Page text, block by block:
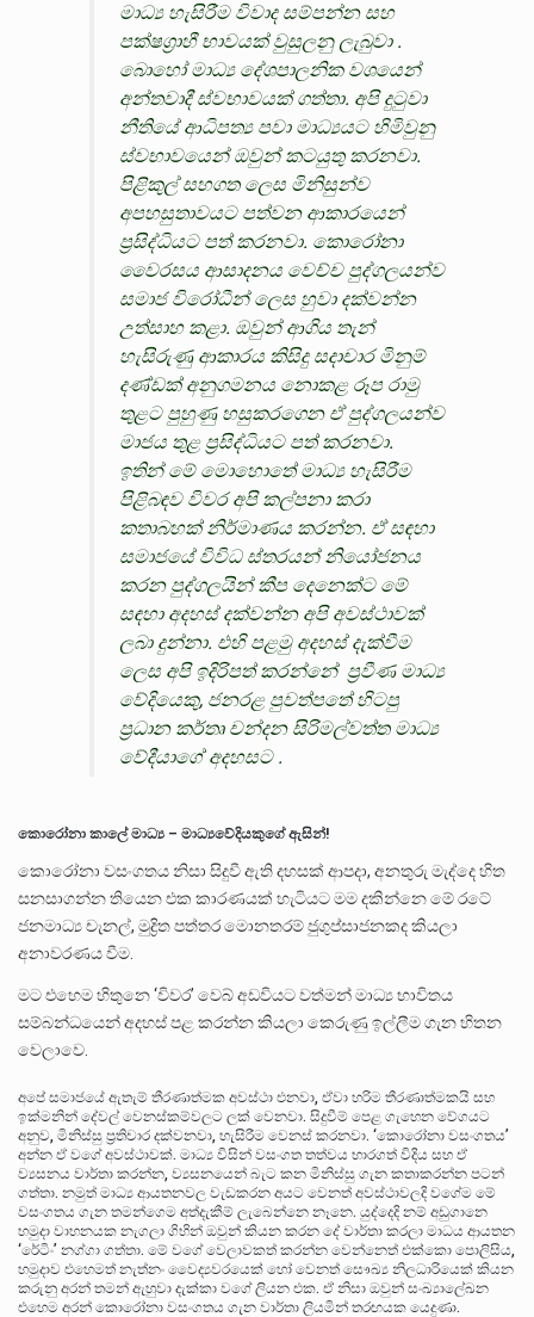
මාධ්‍ය හැසිරීම විවාද සම්පන්න සහ
පක්ෂග්‍රාහී භාවයක් වුසුලනු ලැබුවා .
බොහෝ මාධ්‍ය දේශපාලනික වශයෙන්
අන්තවාදී ස්වභාවයක් ගත්තා. අපි දුටුවා
නීතියේ ආධිපත්‍ය පවා මාධ්‍යයට හිමිවුනු
ස්වභාවයෙන් ඔවුන් කටයුතු කරනවා.
පිළිකුල් සහගත ලෙස මිනිසුන්ව
අපහසුතාවයට පත්වන ආකාරයෙන්
ප්‍රසිද්ධියට පත් කරනවා. කොරෝනා
වෛරසය ආසාදනය වෙච්ච පුද්ගලයන්ව
සමාජ විරෝධීන් ලෙස හුවා දක්වන්න
උත්සාහ කළා. ඔවුන් ආගිය තැන්
හැසිරුණු ආකාරය කිසිදු සදාචාර මිනුම්
දණ්ඩක් අනුගමනය නොකළ රූප රාමු
තුළට පුහුණු හසුකරගෙන ඒ පුද්ගලයන්ව
මාජය තුළ ප්‍රසිද්ධියට පත් කරනවා.
ඉතින් මේ මොහොතේ මාධ්‍ය හැසිරීම
පිළිබඳව විවර අපි කල්පනා කරා
කතාබහක් නිර්මාණය කරන්න. ඒ සඳහා
සමාජයේ විවිධ ස්තරයන් නියෝජනය
කරන පුද්ගලයින් කීප දෙනෙක්ට මේ
සඳහා අදහස් දක්වන්න අපි අවස්ථාවක්
ලබා දුන්නා. එහි පළමු අදහස් දැක්වීම
ලෙස අපි ඉදිරිපත් කරන්නේ ‍ ප්‍රවීණ මාධ්‍ය
වේදියෙකු, ජනරළ පුවත්පතේ හිටපු
ප්‍රධාන කර්තෘ චන්දන සිරිමල්වත්ත මාධ්‍ය
වේදීයාගේ අදහසට .
කොරෝනා කාලේ මාධ්‍ය – මාධ්‍යවේදියකුගේ ඇසින්!
කොරෝනා වසංගතය නිසා සිදුවී ඇති දහසක් ආපදා, අනතුරු මැද්දෙ හිත
සනසාගන්න තියෙන එක කාරණයක් හැටියට මම දකින්නෙ මේ රටේ
ජනමාධ්‍ය චැනල්, මුද්‍රිත පත්තර මොනතරම් ජුගුප්සාජනකද කියලා
අනාවරණය වීම.
මට එහෙම හිතුනෙ ‘විවර’ වෙබ් අඩවියට වත්මන් මාධ්‍ය භාවිතය
සම්බන්ධයෙන් අදහස් පළ කරන්න කියලා කෙරුණු ඉල්ලීම ගැන හිතන
වෙලාවෙ.
අපේ සමාජයේ ඇතැම් තීරණාත්මක අවස්ථා එනවා, ඒවා හරිම තීරණාත්මකයි සහ
ඉක්මනින් දේවල් වෙනස්කම්වලට ලක් වෙනවා. සිදුවීම් පෙළ ගැහෙන වේගයට
අනුව, මිනිස්සු ප්‍රතිචාර දක්වනවා, හැසිරීම වෙනස් කරනවා. ‘කොරෝනා වසංගතය’
අන්න ඒ වගේ අවස්ථාවක්. මාධ්‍ය විසින් වසංගත තත්වය භාරගත් විදිය සහ ඒ
ව්‍යසනය වාර්තා කරන්න, ව්‍යසනයෙන් බැට කන මිනිස්සු ගැන කතාකරන්න පටන්
ගත්තා. නමුත් මාධ්‍ය ආයතනවල වැඩකරන අයට වෙනත් අවස්ථාවලදි වගේම මේ
වසංගතය ගැන තමන්ගෙම අත්දැකීම් ලැබෙන්නෙ නෑනෙ. යුද්දෙදි නම් අඩුගානෙ
හමුදා වාහනයක නැගලා ගිහින් ඔවුන් කියන කරන දේ වාර්තා කරලා මාධය ආයතන
‘රේටිං’ නග්ගා ගත්තා. මේ වගේ වෙලාවකත් කරන්න වෙන්නෙත් එක්කො පොලිසිය,
හමුදාව එහෙමත් නැත්නං වෛද්‍යවරයෙක් හෝ වෙනත් සෞඛ්‍ය නිලධාරියෙක් කියන
කරුනු අරන් තමන් ඇහුවා දැක්කා වගේ ලියන එක. ඒ නිසා ඔවුන් සංඛ්‍යාලේඛන
එහෙම අරන් කොරෝනා වසංගතය ගැන වාර්තා ලියමින් තරඟයක යෙදුණා.